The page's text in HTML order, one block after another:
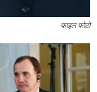
फाइल फोटो